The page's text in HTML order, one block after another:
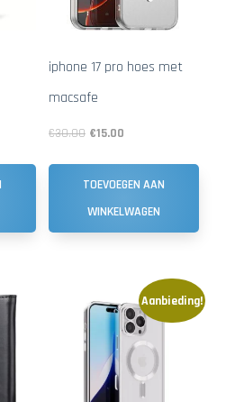
iphone 17 pro hoes met
macsafe
€30.00 €15.00
TOEVOEGEN AAN
WINKELWAGEN
Aanbieding!